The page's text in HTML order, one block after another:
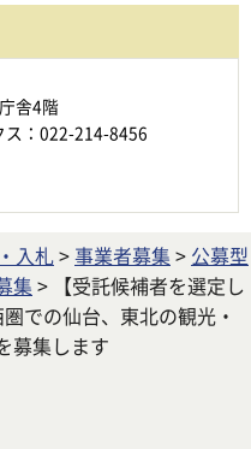
舎4階
ス：022-214-8456
入札>事業者募集 > 公募型
集 > 【受託候補者を選定し
での仙台、東北の観光・
募集します